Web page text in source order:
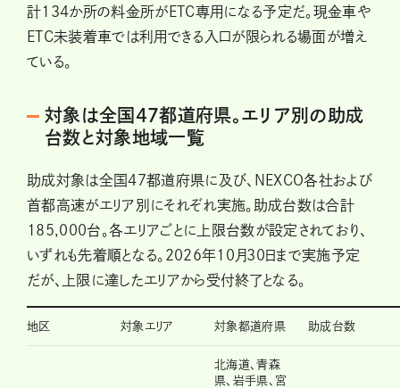
計134か所の料金所がETC専用になる予定だ。現金車や
ETC未装着車では利用できる入口が限られる場面が増え
ている。
対象は全国47都道府県。エリア別の助成
台数と対象地域一覧
助成対象は全国47都道府県に及び、NEXCO各社および
首都高速がエリア別にそれぞれ実施。助成台数は合計
185,000台。各エリアごとに上限台数が設定されており、
いずれも先着順となる。2026年10月30日まで実施予定
だが、上限に達したエリアから受付終了となる。
地区 対象エリア 対象都道府県 助成台数
北海道、青森
県、岩手県、宮